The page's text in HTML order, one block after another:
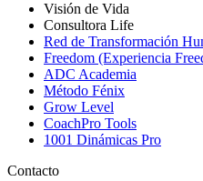
Visión de Vida
Consultora Life
Red de Transformación
Freedom (Experiencia
ADC Academia
Método Fénix
Grow Level
CoachPro Tools
1001 Dinámicas Pro
Contacto